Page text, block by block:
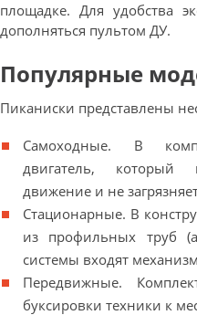
площадке. Для удобства
дополняться пультом ДУ.
Популярные
Пиканиски представлены
Самоходные. В
двигатель, который
движение и не
Стационарные. В
из профильных труб
системы входят
Передвижные.
буксировки техники к